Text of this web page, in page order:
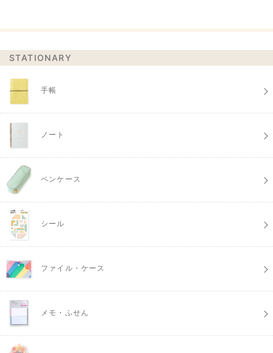
STATIONARY
手帳
ノート
ペンケース
シール
ファイル・ケース
メモ・ふせん